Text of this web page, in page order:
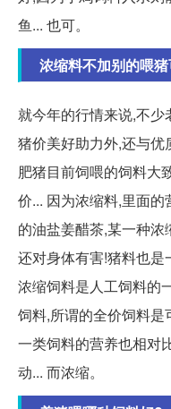
鱼... 也可。
浓缩料不加别的喂
就今年的行情来说,不少
猪价美好助力外,还与
肥猪目前饲喂的饲料大
价... 因为浓缩料,里面
的油盐姜醋茶,某一种
还对身体有害!猪料也是
浓缩饲料是人工饲料的
饲料,所谓的全价饲料
一类饲料的营养也相对
动... 而浓缩。